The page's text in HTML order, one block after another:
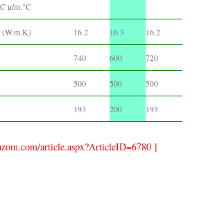
µ/m.°C
(W.m.K) 16.2 16.3 16.2
740 600 720
500 500 500
193 200 193
article.aspx?ArticleID=6780 ]